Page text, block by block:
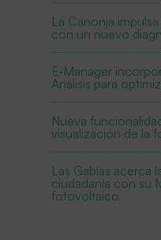
La Canonja
con un nuevo
E·Manager
Análisis para
Nueva
visualización de la
Las Gabias acerca
ciudadanía con su
fotovoltaico